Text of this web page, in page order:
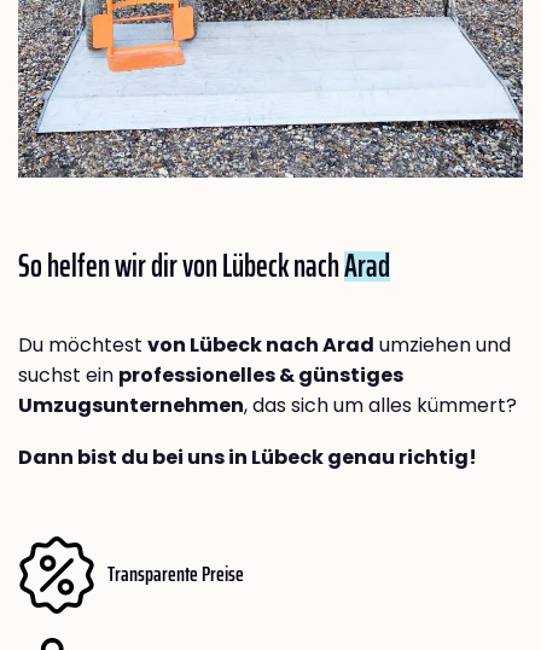
So helfen wir dir von Lübeck nachArad
Du möchtest von Lübeck nach Arad umziehen und
suchst ein professionelles & günstiges
Umzugsunternehmen, das sich um alles kümmert?
Dann bist du bei uns in Lübeck genau richtig!
Transparente Preise